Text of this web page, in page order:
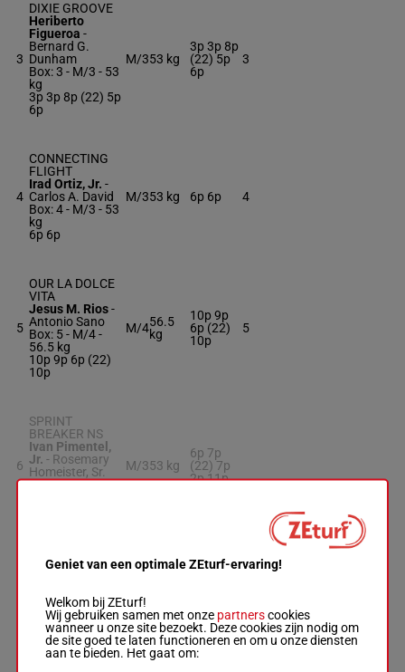
3
DIXIE GROOVE
Heriberto
Figueroa -
Bernard G.
Dunham
Box: 3 - M/3 - 53
kg
3p 3p 8p (22) 5p
6p
M/353 kg
3p 3p 8p
(22) 5p
6p
3
4
CONNECTING
FLIGHT
Irad Ortiz, Jr. -
Carlos A. David
Box: 4 - M/3 - 53
kg
6p 6p
M/353 kg 6p 6p 4
5
OUR LA DOLCE
VITA
Jesus M. Rios-
Antonio Sano
Box: 5 - M/4 -
56.5 kg
10p 9p 6p (22)
10p
M/456.5
kg
10p 9p
6p (22)
10p
5
6
SPRINT
BREAKER NS
Ivan Pimentel,
Jr. - Rosemary
Homeister, Sr.
M/3 -53 kg
M/353 kg
6p 7p
(22) 7p
2p 11p
KATZ THAT GAL
Jose L. Ortiz-
D'Angelo
Box: 7 -M/5 -
56.5 kg
2p 6p (22) 5p 8p
M/5 kg
8p 2p
Geniet van een optimale ZEturf-ervaring!
Welkom bij ZEturf!
Wij gebruiken samen met onze partnerscookies
wanneer u onze site bezoekt. Deze cookies zijn nodig om
de site goed te laten functioneren en om u onze diensten
aan te bieden. Het gaat om: